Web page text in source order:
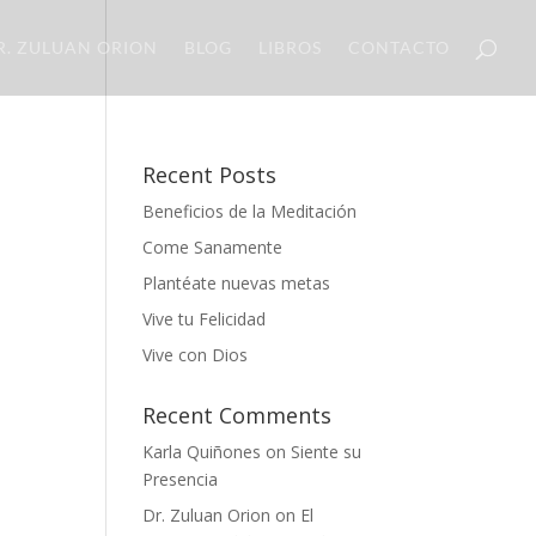
Recent Posts
Beneficios de la Meditación
Come Sanamente
Plantéate nuevas metas
Vive tu Felicidad
Vive con Dios
Recent Comments
Karla Quiñones on Siente su
Presencia
Dr. Zuluan Orion on El